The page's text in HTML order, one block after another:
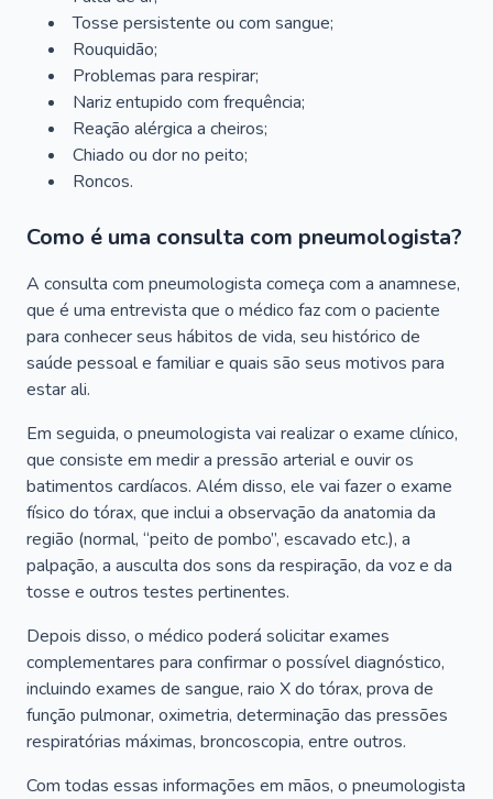
Tosse persistente ou com sangue;
Rouquidão;
Problemas para respirar;
Nariz entupido com frequência;
Reação alérgica a cheiros;
Chiado ou dor no peito;
Roncos.
Como é uma consulta com pneumologista?
A consulta com pneumologista começa com a anamnese,
que é uma entrevista que o médico faz com o paciente
para conhecer seus hábitos de vida, seu histórico de
saúde pessoal e familiar e quais são seus motivos para
estar ali.
Em seguida, o pneumologista vai realizar o exame clínico,
que consiste em medir a pressão arterial e ouvir os
batimentos cardíacos. Além disso, ele vai fazer o exame
físico do tórax, que inclui a observação da anatomia da
região (normal, “peito de pombo”, escavado etc.), a
palpação, a ausculta dos sons da respiração, da voz e da
tosse e outros testes pertinentes.
Depois disso, o médico poderá solicitar exames
complementares para confirmar o possível diagnóstico,
incluindo exames de sangue, raio X do tórax, prova de
função pulmonar, oximetria, determinação das pressões
respiratórias máximas, broncoscopia, entre outros.
Com todas essas informações em mãos, o pneumologista